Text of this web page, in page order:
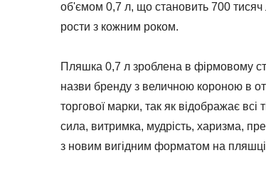
об'ємом 0,7 л, що становить 700 тисяч
рости з кожним роком.
Пляшка 0,7 л зроблена в фірмовому
назви бренду з величною короною в
торгової марки, так як відображає
сила, витримка, мудрість, харизма,
з новим вигідним форматом на